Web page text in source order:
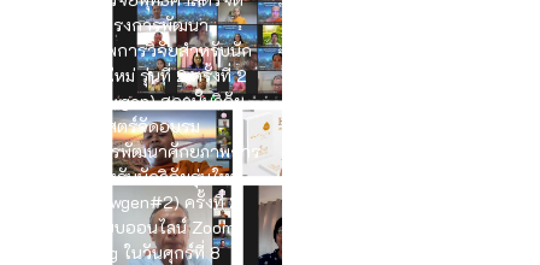
อบรมโครงการพัฒนา
ศักยภาพการวิจัยสำหรับนัก
วิจัยรุ่นใหม่ รุ่นที่ 2 ครั้งที่ 2
(BRI Newgen) สถาบันวิจัย
พุทธศาสตร์จัดอบรม
โครงการพัฒนาศักยภาพการ
วิจัยสำหรับนักวิจัยรุ่นใหม่
(BRI Newgen#2) ครั้งที่ 2
ผ่านระบบออนไลน์ Zoom
Meeting ในวันศุกร์ที่ 8